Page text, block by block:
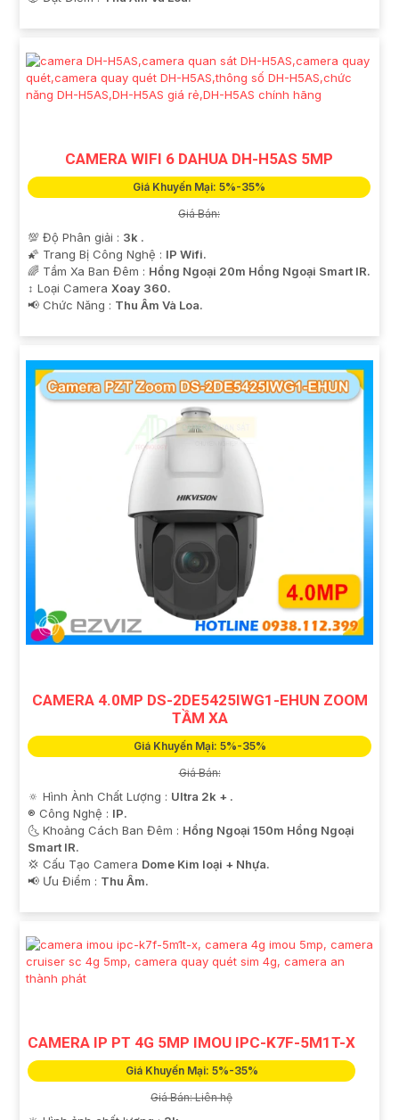
CAMERA WIFI 6 DAHUA DH-H5AS 5MP
Giá Khuyến Mại: 5%-35%
Giá Bán:
💯 Độ Phân giải : 3k .
🌠 Trang Bị Công Nghệ : IP Wifi.
🌈 Tầm Xa Ban Đêm : Hồng Ngoại 20m Hồng Ngoại Smart IR.
↕️ Loại Camera Xoay 360.
️📢 Chức Năng : Thu Âm Và Loa.
CAMERA 4.0MP DS-2DE5425IWG1-EHUN ZOOM
TẦM XA
Giá Khuyến Mại: 5%-35%
Giá Bán:
🔅 Hình Ành Chất Lượng : Ultra 2k + .
®️ Công Nghệ : IP.
🌜 Khoảng Cách Ban Đêm : Hồng Ngoại 150m Hồng Ngoại
Smart IR.
💢 Cấu Tạo Camera Dome Kim loại + Nhựa.
️📢 Ưu Điểm : Thu Âm.
CAMERA IP PT 4G 5MP IMOU IPC-K7F-5M1T-X
Giá Khuyến Mại: 5%-35%
Giá Bán: Liên hệ